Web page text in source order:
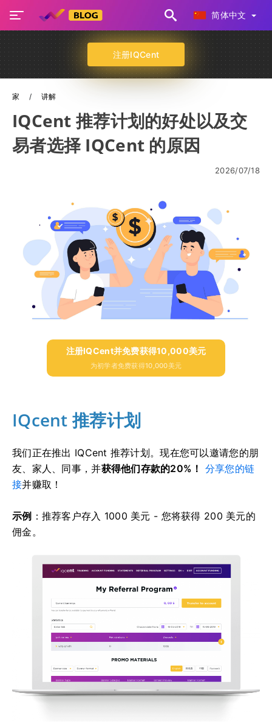
简体中文
注册IQCent
家 讲解
IQCent 推荐计划的好处以及交
易者选择 IQCent 的原因
2026/07/18
注册IQCent并免费获得10,000美元
为初学者免费获得10,000美元
IQcent 推荐计划
我们正在推出 IQCent 推荐计划。现在您可以邀请您的朋
友、家人、同事，并获得他们存款的20%！ 分享您的链
接并赚取！
示例 ：推荐客户存入 1000 美元 - 您将获得 200 美元的
佣金。